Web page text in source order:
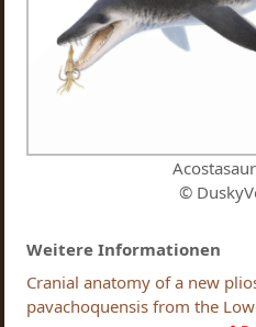
©
Weitere Informationen
Cranial anatomy of a new
pavachoquensis from the